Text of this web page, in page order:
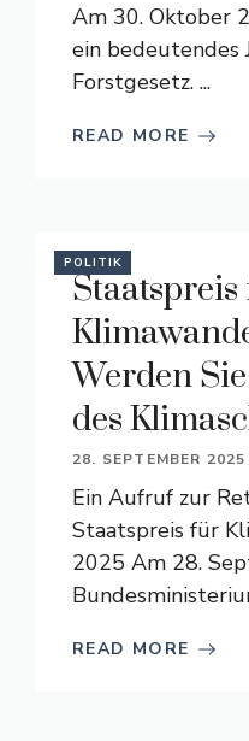
Am 30. Oktober
ein bedeutendes
Forstgesetz. ...
READ MORE
POLITIK
Werden
des
28. SEPTEMBER 2025
Ein Aufruf zur
Staatspreis für
2025 Am 28.
READ MORE